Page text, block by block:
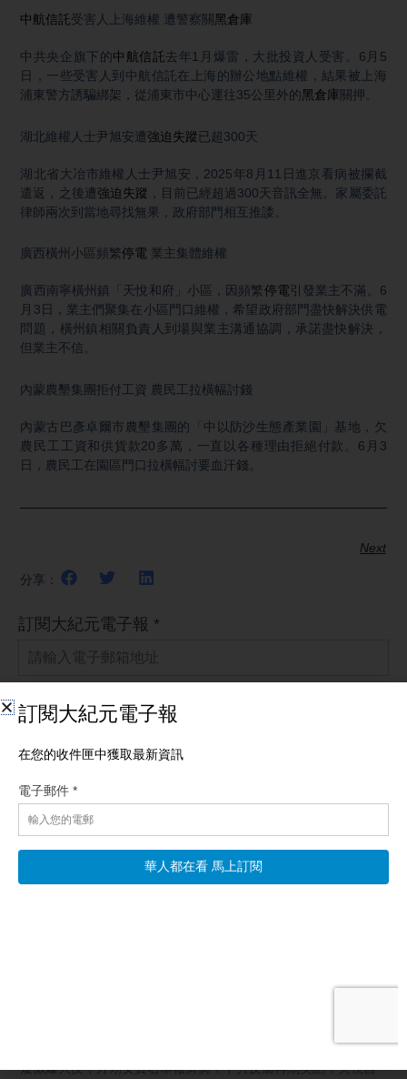
中航信託受害人上海維權 遭警察關 黑倉庫
中共央企旗下的中航信託去年1月爆雷，大批投資人受害。6月5
日，一些受害人到中航信託在上海的辦公地點維權，結果被上海
浦東警方誘騙綁架，從浦東市中心運往35公里外的黑倉庫 關押。
湖北維權人士尹旭安遭強迫失蹤已超300天
湖北省大冶市維權人士尹旭安，2025年8月11日進京看病被攔截
遣返，之後遭強迫失蹤 ，目前已經超過300天音訊全無。家屬委託
律師兩次到當地尋找無果，政府部門相互推諉。
廣西橫州小區頻繁停電 業主集體維權
廣西南寧橫州鎮「天悅和府」小區，因頻繁停電引發業主不滿。6
月3日，業主們聚集在小區門口維權，希望政府部門盡快解決供電
問題，橫州鎮相關負責人到場與業主溝通協調，承諾盡快解決，
但業主不信。
內蒙農墾集團拒付工資 農民工拉橫幅討錢
內蒙古巴彥卓爾市農墾集團的「中以防沙生態產業園」基地，欠
農民工工資和供貨款20多萬，一直以各種理由拒絕付款。6月3
日，農民工在園區門口拉橫幅討要血汗錢。
Next
分享：
【一線看中國】洪災雙面夾擊 三峽大壩突洩洪
豚」直撲中國；傳三峽大壩開閘洩洪，湖北陝西遭殃！廣西災區
疑似爆大疫；外甥女實名舉報舅舅？中共反腐再鬧笑話；央視自